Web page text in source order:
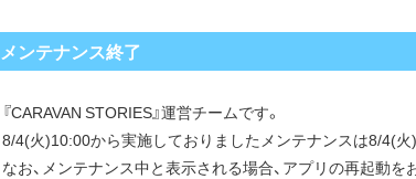
メンテナンス終了
『CARAVAN STORIES』運営チームです。
8/4(火)10:00から実施しておりましたメンテナンスは8/4(
なお、メンテナンス中と表示される場合、アプリの再起動を